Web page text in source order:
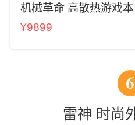
机械革命 高散热游戏本
¥9899
6
雷神 时尚